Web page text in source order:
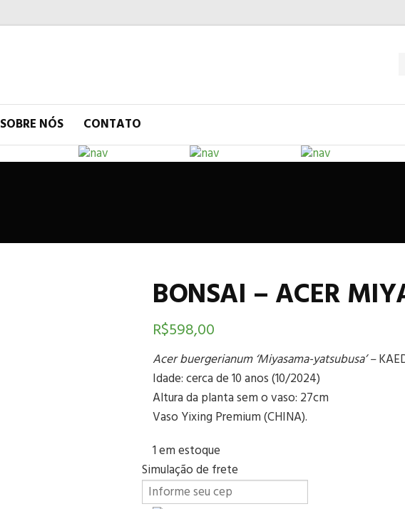
SOBRE NÓS CONTATO
BONSAI – ACER
R$598,00
Acer buergerianum ‘Miyasama-yatsubusa’ –
Idade: cerca de 10 anos (10/2024)
Altura da planta sem o vaso: 27cm
Vaso Yixing Premium (CHINA).
1 em estoque
Simulação de frete